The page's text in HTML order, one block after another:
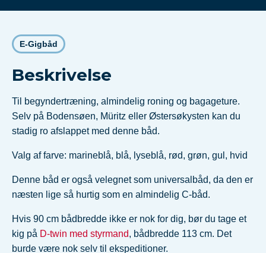
E-Gigbåd
Beskrivelse
Til begyndertræning, almindelig roning og bagageture.
Selv på Bodensøen, Müritz eller Østersøkysten kan du
stadig ro afslappet med denne båd.
Valg af farve: marineblå, blå, lyseblå, rød, grøn, gul, hvid
Denne båd er også velegnet som universalbåd, da den er
næsten lige så hurtig som en almindelig C-båd.
Hvis 90 cm bådbredde ikke er nok for dig, bør du tage et
kig på D-twin med styrmand, bådbredde 113 cm. Det
burde være nok selv til ekspeditioner.